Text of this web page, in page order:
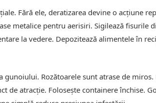
Fără ele, deratizarea devine o acțiune
metalice pentru aerisiri. Sigilează fisurile
la vedere. Depozitează alimentele în
gunoiului. Rozătoarele sunt atrase de
de atracție. Folosește containere închise.